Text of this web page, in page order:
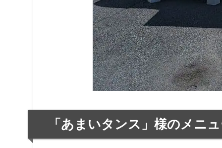
「あまいタンス」様のメニ